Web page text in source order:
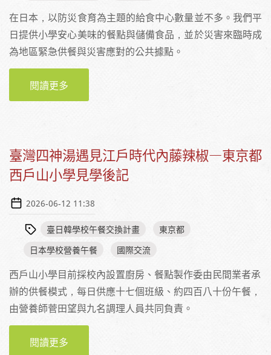
在日本，以防災食育為主題的給食中心數量並不多。我們平
日提供小學安心美味的餐點與儲備食品，並於災害來臨時成
為地區緊急供餐與災害應對的公共據點。
閱讀更多
市防災食育中心
臺灣四神湯遇見江戶時代內藤辣椒—東京都
西戶山小學見學後記
2026-06-12 11:38
臺日韓學校午餐交換計畫
東京都
日本學校營養午餐
國際交流
西戶山小學目前採校內設置廚房、餐點製作委由民間業者承
辦的供餐模式，每日供應十七個班級、約四百八十份午餐，
由營養師菅田望與九名調理人員共同負責。
閱讀更多